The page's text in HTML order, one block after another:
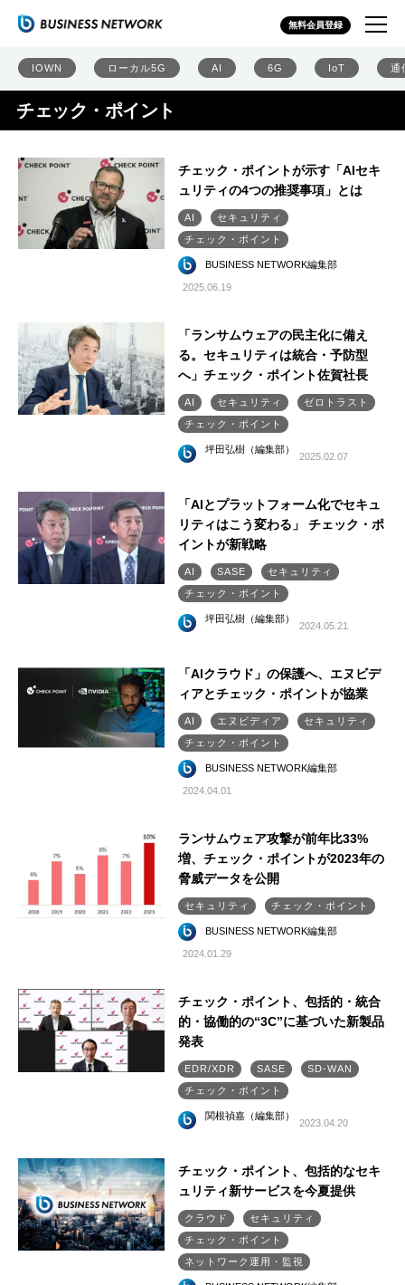
無料会員登録
IOWN ローカル5G AI 6G IoT 通
チェック・ポイント
チェック・ポイントが示す「AIセキ
ュリティの4つの推奨事項」とは
AI
セキュリティ
チェック・ポイント
BUSINESS NETWORK編集部
2025.06.19
「ランサムウェアの民主化に備え
る。セキュリティは統合・予防型
へ」チェック・ポイント佐賀社長
AI セキュリティ
ゼロトラスト
チェック・ポイント
坪田弘樹（編集部）
2025.02.07
「AIとプラットフォーム化でセキュ
リティはこう変わる」 チェック・ポ
イントが新戦略
AI SASE
セキュリティ
チェック・ポイント
坪田弘樹（編集部）
2024.05.21
「AIクラウド」の保護へ、エヌビデ
ィアとチェック・ポイントが協業
AI エヌビディア
セキュリティ
チェック・ポイント
BUSINESS NETWORK編集部
2024.04.01
ランサムウェア攻撃が前年比33%
増、チェック・ポイントが2023年の
脅威データを公開
セキュリティ チェック・ポイント
BUSINESS NETWORK編集部
2024.01.29
チェック・ポイント、包括的・統合
的・協働的の“3C”に基づいた新製品
発表
EDR/XDR SASE
SD-WAN
チェック・ポイント
関根禎嘉（編集部）
2023.04.20
チェック・ポイント、包括的なセキ
ュリティ新サービスを今夏提供
クラウド
セキュリティ
チェック・ポイント
ネットワーク運用・監視